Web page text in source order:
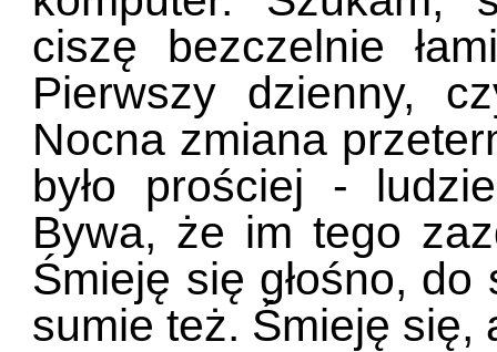
ciszę bezczelnie
Pierwszy dzienny,
Nocna zmiana
było prościej -
Bywa, że im tego
Śmieję się głośno,
sumie też. Śmieję się,